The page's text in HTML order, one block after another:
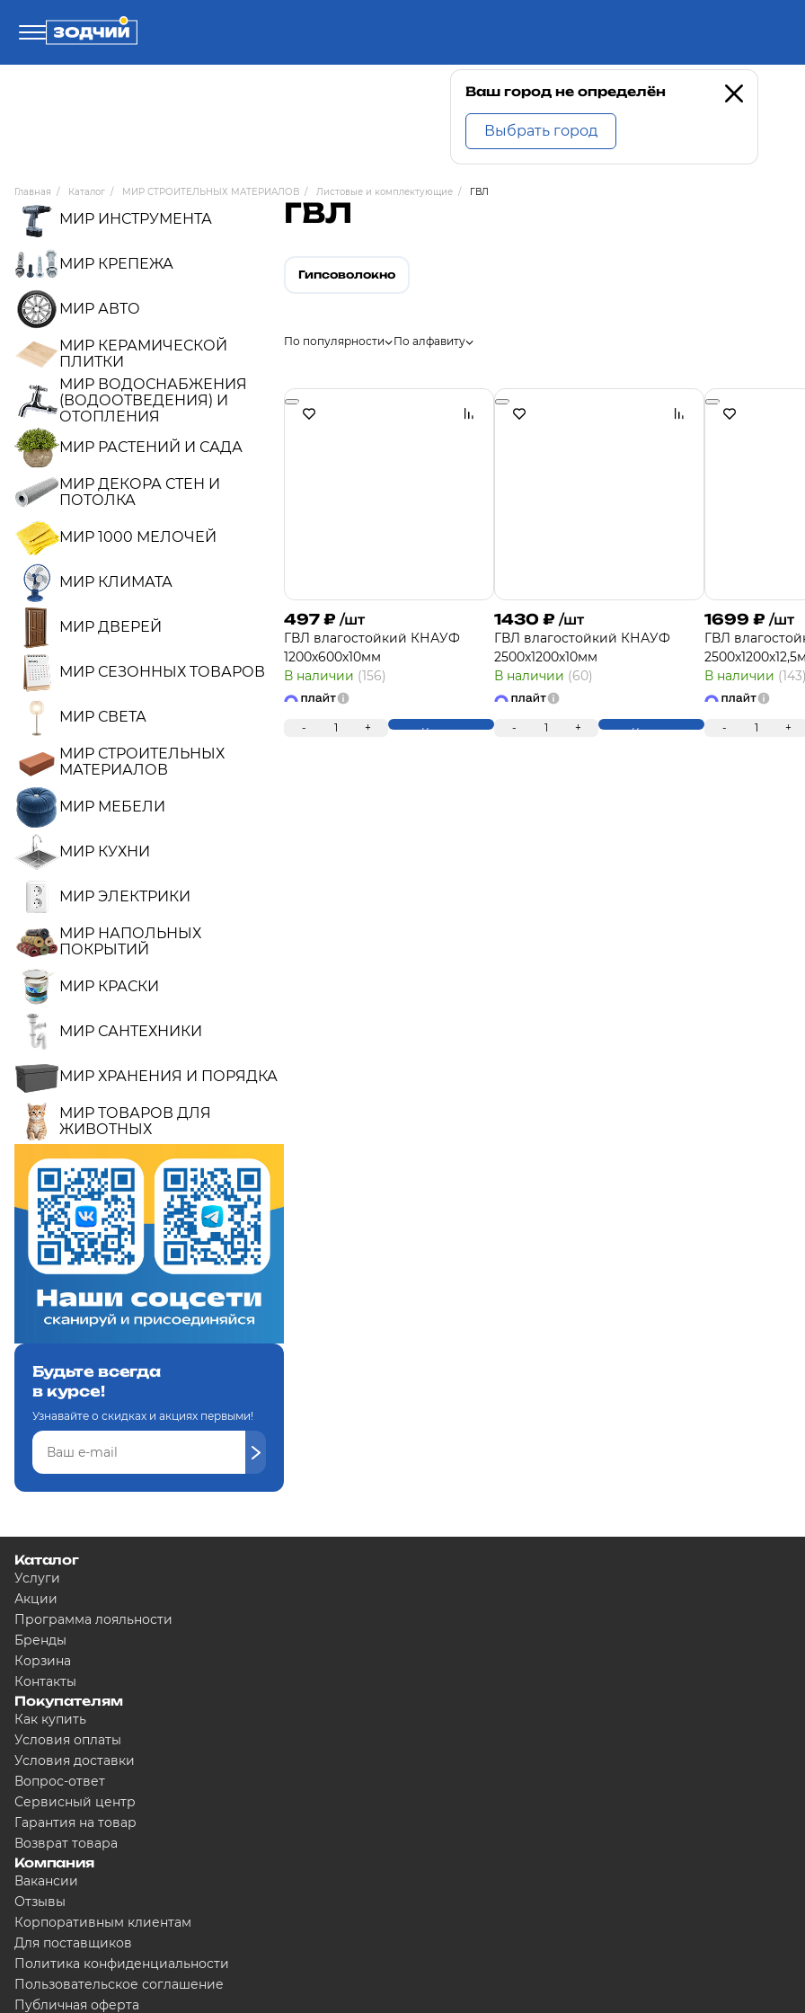
8 (4242) 30-00-27
8 (4242) 30-00-72
Ваш город не определён
Выбрать город
Главная / Каталог / МИР СТРОИТЕЛЬНЫХ МАТЕРИАЛОВ / Листовые и комплектующие / ГВЛ
МИР ИНСТРУМЕНТА
МИР КРЕПЕЖА
МИР АВТО
МИР КЕРАМИЧЕСКОЙ
ПЛИТКИ
МИР ВОДОСНАБЖЕНИЯ
(ВОДООТВЕДЕНИЯ) И
ОТОПЛЕНИЯ
МИР РАСТЕНИЙ И САДА
МИР ДЕКОРА СТЕН И
ПОТОЛКА
МИР 1000 МЕЛОЧЕЙ
МИР КЛИМАТА
МИР ДВЕРЕЙ
МИР СЕЗОННЫХ ТОВАРОВ
МИР СВЕТА
МИР СТРОИТЕЛЬНЫХ
МАТЕРИАЛОВ
МИР МЕБЕЛИ
МИР КУХНИ
МИР ЭЛЕКТРИКИ
МИР НАПОЛЬНЫХ
ПОКРЫТИЙ
МИР КРАСКИ
МИР САНТЕХНИКИ
МИР ХРАНЕНИЯ И ПОРЯДКА
МИР ТОВАРОВ ДЛЯ
ЖИВОТНЫХ
Будьте всегда
в курсе!
Узнавайте о скидках и акциях первыми!
ГВЛ
Гипсоволокно
По популярности По алфавиту
497 ₽ /шт
ГВЛ влагостойкий КНАУФ
1200х600х10мм
В наличии (156)
- 1 + Купить
1430 ₽ /шт
ГВЛ влагостойкий КНАУФ
2500х1200х10мм
В наличии (60)
- 1 + Купить
1699 ₽ /шт
ГВЛ
В наличии
- 1 +
Каталог
Услуги
Акции
Программа лояльности
Бренды
Корзина
Контакты
Покупателям
Как купить
Условия оплаты
Условия доставки
Вопрос-ответ
Сервисный центр
Гарантия на товар
Возврат товара
Компания
Вакансии
Отзывы
Корпоративным клиентам
Для поставщиков
Политика конфиденциальности
Пользовательское соглашение
Публичная оферта